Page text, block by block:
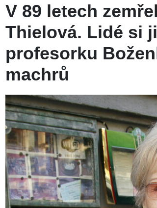
V 89 letech
Thielová. Lidé si
profesorku
machrů